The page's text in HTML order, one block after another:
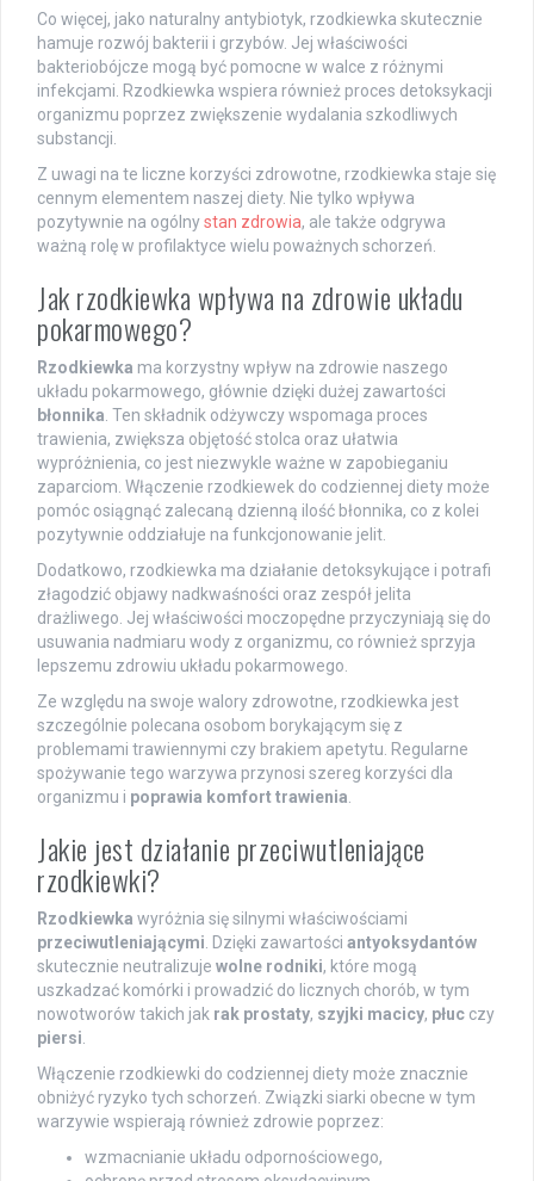
Co więcej, jako naturalny antybiotyk, rzodkiewka skutecznie
hamuje rozwój bakterii i grzybów. Jej właściwości
bakteriobójcze mogą być pomocne w walce z różnymi
infekcjami. Rzodkiewka wspiera również proces detoksykacji
organizmu poprzez zwiększenie wydalania szkodliwych
substancji.
Z uwagi na te liczne korzyści zdrowotne, rzodkiewka staje się
cennym elementem naszej diety. Nie tylko wpływa
pozytywnie na ogólnystan zdrowia, ale także odgrywa
ważną rolę w profilaktyce wielu poważnych schorzeń.
Jak rzodkiewka wpływa na zdrowie układu
pokarmowego?
Rzodkiewka ma korzystny wpływ na zdrowie naszego
układu pokarmowego, głównie dzięki dużej zawartości
błonnika . Ten składnik odżywczy wspomaga proces
trawienia, zwiększa objętość stolca oraz ułatwia
wypróżnienia, co jest niezwykle ważne w zapobieganiu
zaparciom. Włączenie rzodkiewek do codziennej diety może
pomóc osiągnąć zalecaną dzienną ilość błonnika, co z kolei
pozytywnie oddziałuje na funkcjonowanie jelit.
Dodatkowo, rzodkiewka ma działanie detoksykujące i potrafi
złagodzić objawy nadkwaśności oraz zespół jelita
drażliwego. Jej właściwości moczopędne przyczyniają się do
usuwania nadmiaru wody z organizmu, co również sprzyja
lepszemu zdrowiu układu pokarmowego.
Ze względu na swoje walory zdrowotne, rzodkiewka jest
szczególnie polecana osobom borykającym się z
problemami trawiennymi czy brakiem apetytu. Regularne
spożywanie tego warzywa przynosi szereg korzyści dla
organizmu i poprawia komfort trawienia
Jakie jest działanie przeciwutleniające
rzodkiewki?
Rzodkiewka wyróżnia się silnymi właściwościami
przeciwutleniającymi . Dzięki zawartości antyoksydantów
skutecznie neutralizuje wolne rodniki, które mogą
uszkadzać komórki i prowadzić do licznych chorób, w tym
nowotworów takich jak rak prostaty, szyjki macicy, płuc czy
piersi
Włączenie rzodkiewki do codziennej diety może znacznie
obniżyć ryzyko tych schorzeń. Związki siarki obecne w tym
warzywie wspierają również zdrowie poprzez:
wzmacnianie układu odpornościowego,